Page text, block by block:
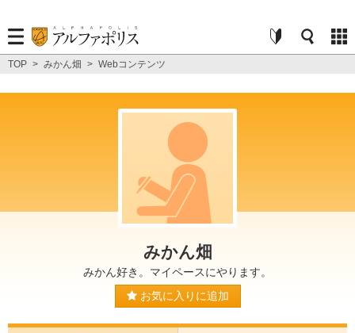
TOP > みかん畑 > Webコンテンツ
みかん畑
みかん好き。マイペースにやります。
お気に入りに追加